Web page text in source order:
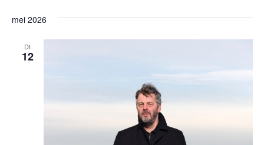
mei 2026
DI
12